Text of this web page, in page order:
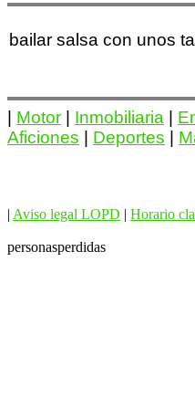
bailar salsa con unos
Motor Inmobiliaria
Aficiones
Deportes
| Aviso legal LOPD | Horario
personasperdidas